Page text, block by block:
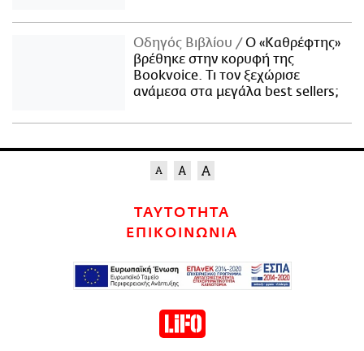
Οδηγός Βιβλίου
Ο «Καθρέφτης»
βρέθηκε στην κορυφή της
Bookvoice. Τι τον ξεχώρισε
ανάμεσα στα μεγάλα best sellers;
ΤΑΥΤΟΤΗΤΑ
ΕΠΙΚΟΙΝΩΝΙΑ